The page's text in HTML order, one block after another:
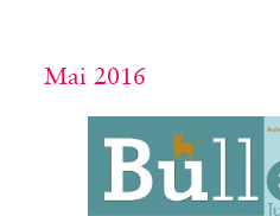
Mai 2016